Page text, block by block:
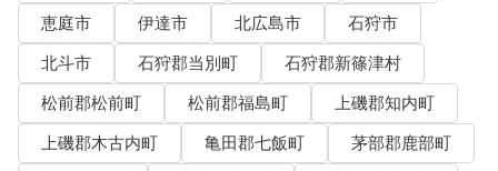
恵庭市
伊達市 北広島市
石狩市
北斗市
石狩郡当別町
石狩郡新篠津村
松前郡松前町
松前郡福島町
上磯郡知内町
上磯郡木古内町
亀田郡七飯町
茅部郡鹿部町